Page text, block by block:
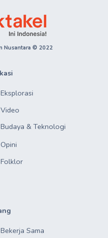
Nusantara © 2022
Eksplorasi
Video
Budaya & Teknologi
Opini
Folklor
Bekerja Sama